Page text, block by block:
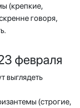
(крепкие,
говоря,
февраля
выглядеть
(строгие,